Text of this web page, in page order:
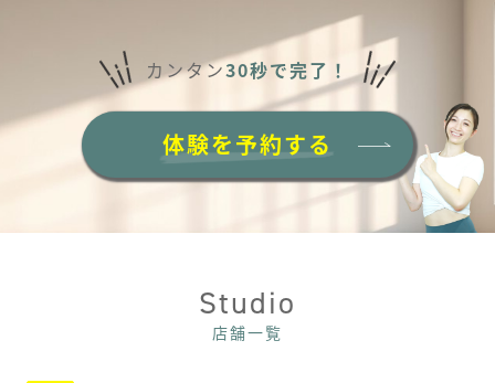
カンタン30秒で完了！
体験を予約する
Studio
店舗一覧